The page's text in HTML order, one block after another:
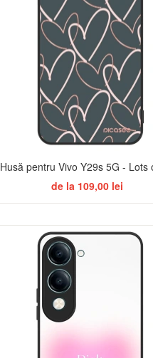
Husă pentru Vivo Y29s 5G - Lots
de la 109,00 lei